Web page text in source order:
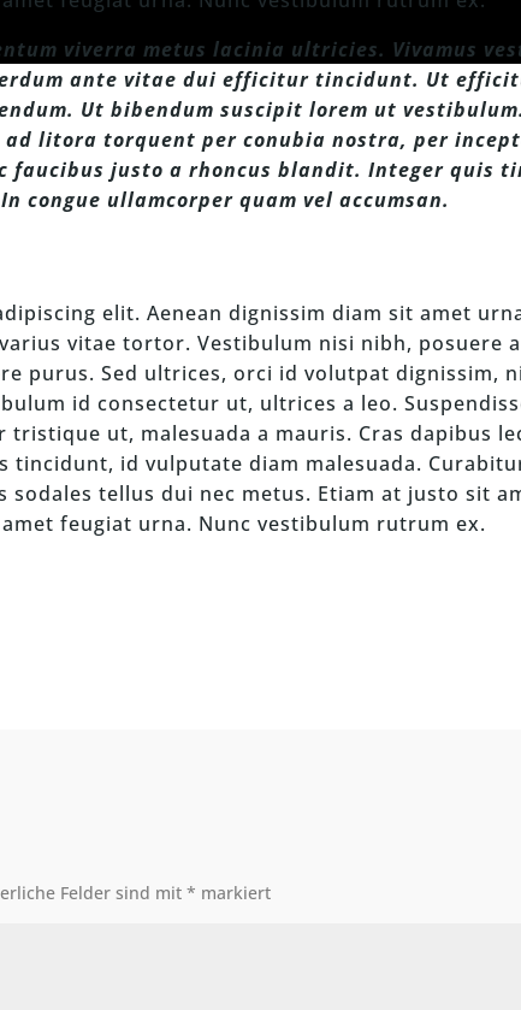
viverra metus lacinia ultricies. Vivamus
ante vitae dui efficitur tincidunt. Ut
Ut bibendum suscipit lorem ut
litora torquent per conubia nostra, per
faucibus justo a rhoncus blandit. Integer quis
congue ullamcorper quam vel accumsan.
elit. Aenean dignissim diam sit amet
vitae tortor. Vestibulum nisi nibh, posuere
purus. Sed ultrices, orci id volutpat dignissim,
id consectetur ut, ultrices a leo.
tristique ut, malesuada a mauris. Cras dapibus
tincidunt, id vulputate diam malesuada.
tellus dui nec metus. Etiam at justo sit
feugiat urna. Nunc vestibulum rutrum ex.
Felder sind mit* markiert